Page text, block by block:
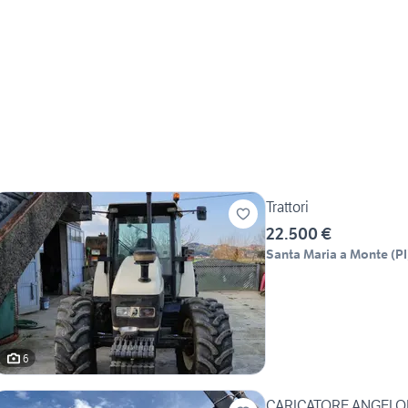
6
Trattori
22.500 €
Santa Maria a Monte (PI